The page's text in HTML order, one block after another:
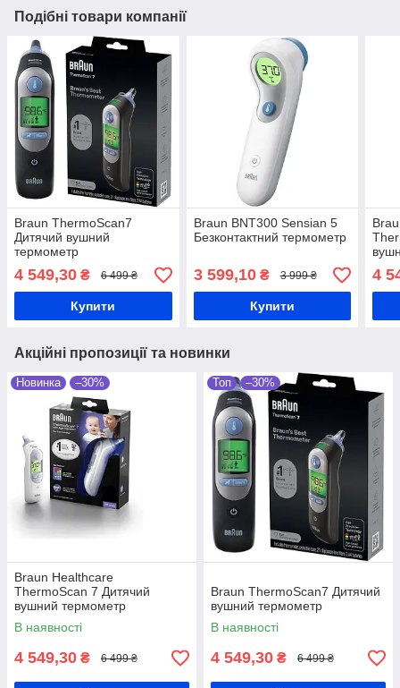
Подібні товари компанії
Braun ThermoScan7
Дитячий вушний
термометр
4 549,30 ₴ 6 499 ₴
Купити
Braun BNT300 Sensian 5
Безконтактний термометр
3 599,10₴ 3 999 ₴
Купити
4
Акційні пропозиції та новинки
Новинка –30%
Braun Healthcare
ThermoScan 7 Дитячий
вушний термометр
В наявності
4 549,30 ₴ 6 499 ₴
Топ –30%
Braun ThermoScan7 Дитячий
вушний термометр
В наявності
4 549,30 ₴ 6 499 ₴